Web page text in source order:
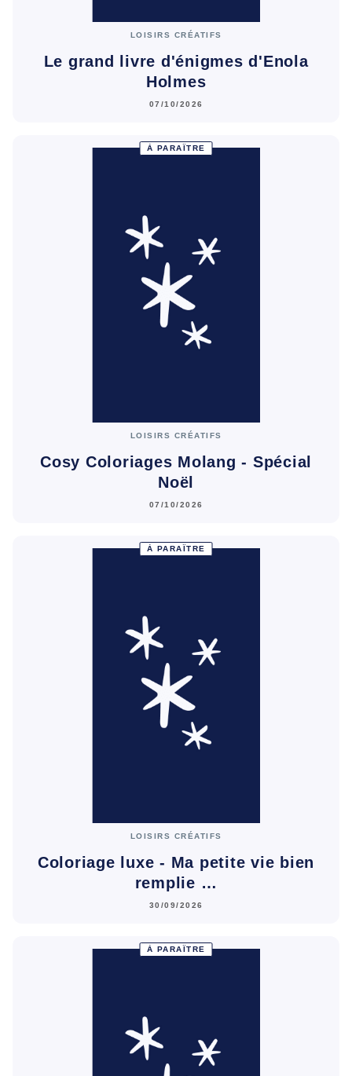
LOISIRS CRÉATIFS
Le grand livre d'énigmes d'Enola
Holmes
07/10/2026
À PARAÎTRE
LOISIRS CRÉATIFS
Cosy Coloriages Molang - Spécial
Noël
07/10/2026
À PARAÎTRE
LOISIRS CRÉATIFS
Coloriage luxe - Ma petite vie bien
remplie …
30/09/2026
À PARAÎTRE